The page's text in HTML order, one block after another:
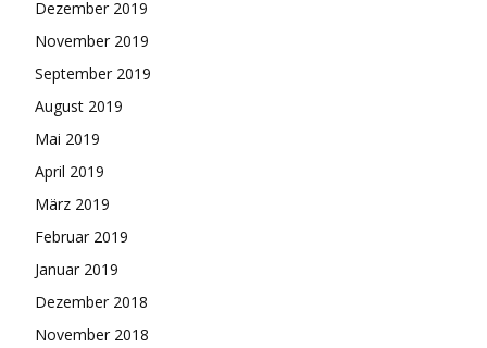
Dezember 2019
November 2019
September 2019
August 2019
Mai 2019
April 2019
März 2019
Februar 2019
Januar 2019
Dezember 2018
November 2018